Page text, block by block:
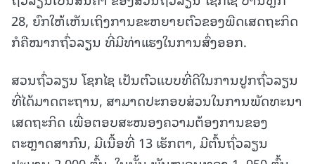
28, ຍົກໃຫ້ເຫັນເຖິງການຂະຫຍາຍຕົວຂອງພືດເສດຖະກິດ
ກໍຄືໝາກຖົ່ວລຽນ ທີ່ມີທ່າແຮງໃນການສົ່ງອອກ.
ສວນຖົ່ວລຽນ ໂຊກໄຊ ເປັນຕົວແບບທີ່ດີໃນການປູກຖົ່ວລຽນ
ທີ່ໄດ້ມາດຕະຖານ, ສາມາດປະກອບສ່ວນໃນການພັດທະນາ
ເສດຖະກິດ ເພື່ອຕອບສະໜອງຄວາມຕ້ອງການຂອງ
ຕະຫຼາດສາກົນ, ມີເນື້ອທີ່ 13 ເຮັກຕາ, ມີຕົ້ນຖົ່ວລຽນ